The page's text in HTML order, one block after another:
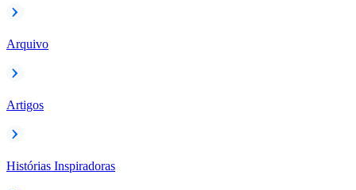
Arquivo
Artigos
Histórias Inspiradoras